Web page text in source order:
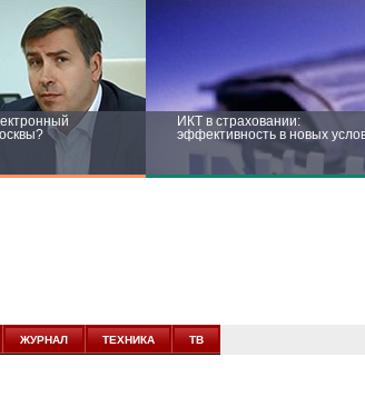
ИКТ в страховании:
эффективность в новых
новых условиях
ЖУРНАЛ ТЕХНИКА ТВ